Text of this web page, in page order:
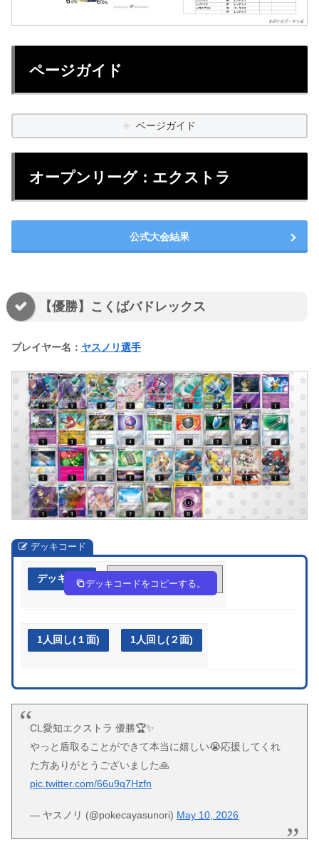
ページガイド
ベージガイド
オープンリーグ：エクストラ
公式大会結果
【優勝】こくばバドレックス
プレイヤー名： ヤスノリ選手
デッキコード
デッキ作成 QnLLQ9-qvPVqa-g9gi6Q
デッキコードをコピーする。
1人回し(１面) 1人回し(２面)
CL愛知エクストラ 優勝🏆✨
やっと盾取ることができて本当に嬉しい😭応援してくれ
た方ありがとうございました🙏
pic.twitter.com/66u9q7Hzfn
— ヤスノリ (@pokecayasunori) May 10, 2026